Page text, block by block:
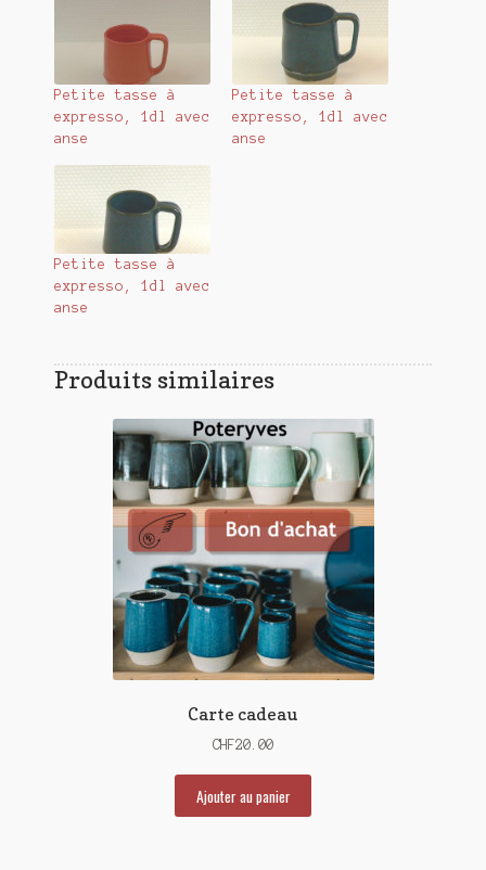
Petite tasse à
expresso, 1dl avec
anse
Petite tasse à
expresso, 1dl avec
anse
Petite tasse à
expresso, 1dl avec
anse
Produits similaires
Carte cadeau
CHF20.00
Ajouter au panier